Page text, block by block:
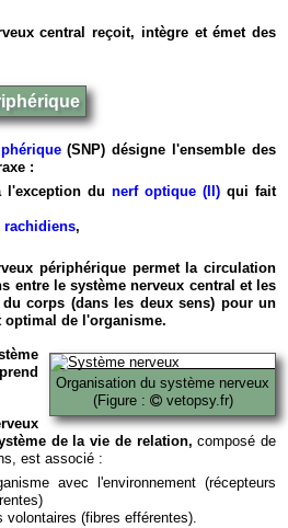
central reçoit, intègre et émet des
(SNP) désigne l'ensemble des
:
l'exception du nerf optique (II) qui fait
rachidiens,
périphérique permet la circulation
entre le système nerveux central et les
du corps (dans les deux sens) pour un
optimal de l'organisme.
Organisation du système nerveux
(Figure :
vetopsy.fr)
de la vie de relation, composé de
est associé :
avec l'environnement (récepteurs
volontaires (fibres efférentes).